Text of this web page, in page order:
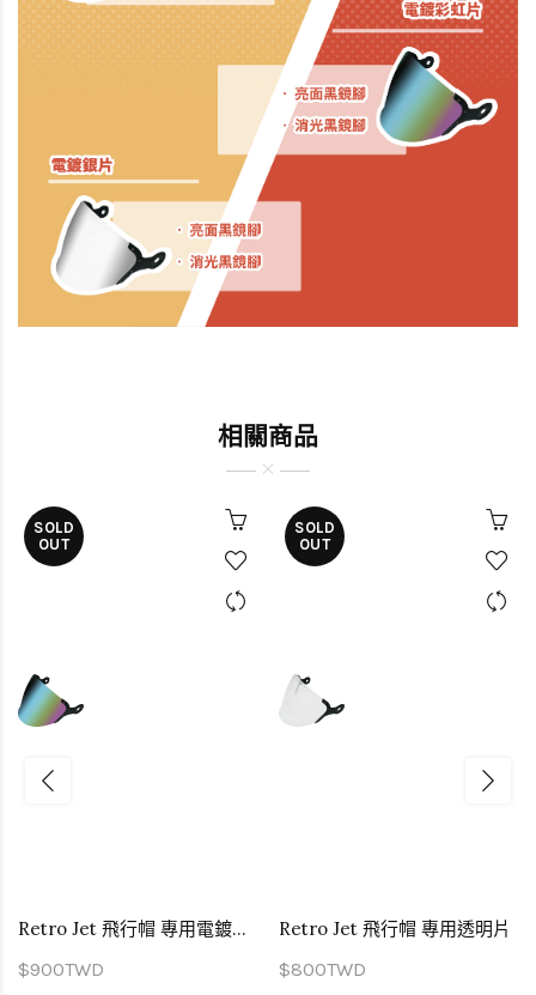
相關商品
SOLD
OUT
Retro Jet 飛行帽 專用電鍍彩片
$900TWD
SOLD
OUT
Retro Jet 飛行帽 專用透明片
$800TWD